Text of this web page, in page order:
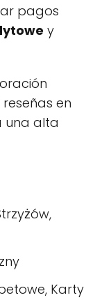
pagos
y
en
una alta
Karty